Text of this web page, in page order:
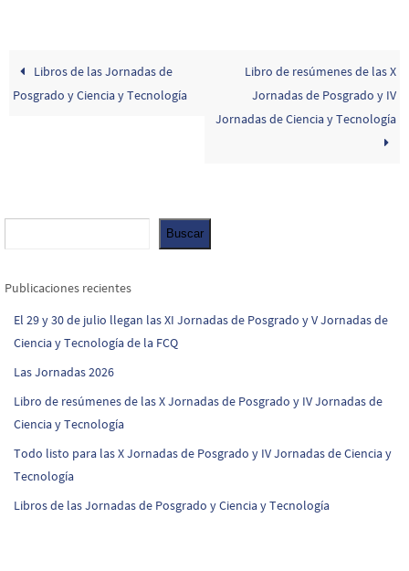
Libros de las Jornadas de
Posgrado y Ciencia y Tecnología
Libro de resúmenes de las X
Jornadas de Posgrado y IV
Jornadas de Ciencia y Tecnología
Buscar
Publicaciones recientes
El 29 y 30 de julio llegan las XI Jornadas de Posgrado y V Jornadas de
Ciencia y Tecnología de la FCQ
Las Jornadas 2026
Libro de resúmenes de las X Jornadas de Posgrado y IV Jornadas de
Ciencia y Tecnología
Todo listo para las X Jornadas de Posgrado y IV Jornadas de Ciencia y
Tecnología
Libros de las Jornadas de Posgrado y Ciencia y Tecnología